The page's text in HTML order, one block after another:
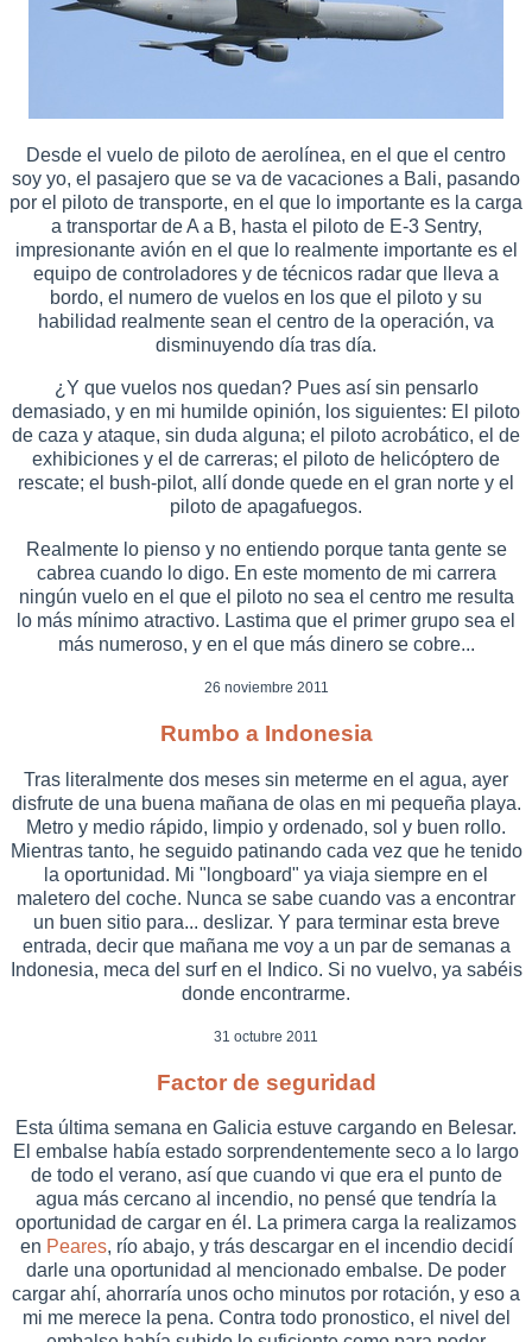
Desde el vuelo de piloto de aerolínea, en el que el centro
soy yo, el pasajero que se va de vacaciones a Bali, pasando
por el piloto de transporte, en el que lo importante es la carga
a transportar de A a B, hasta el piloto de E-3 Sentry,
impresionante avión en el que lo realmente importante es el
equipo de controladores y de técnicos radar que lleva a
bordo, el numero de vuelos en los que el piloto y su
habilidad realmente sean el centro de la operación, va
disminuyendo día tras día.
¿Y que vuelos nos quedan? Pues así sin pensarlo
demasiado, y en mi humilde opinión, los siguientes: El piloto
de caza y ataque, sin duda alguna; el piloto acrobático, el de
exhibiciones y el de carreras; el piloto de helicóptero de
rescate; el bush-pilot, allí donde quede en el gran norte y el
piloto de apagafuegos.
Realmente lo pienso y no entiendo porque tanta gente se
cabrea cuando lo digo. En este momento de mi carrera
ningún vuelo en el que el piloto no sea el centro me resulta
lo más mínimo atractivo. Lastima que el primer grupo sea el
más numeroso, y en el que más dinero se cobre...
26 noviembre 2011
Rumbo a Indonesia
Tras literalmente dos meses sin meterme en el agua, ayer
disfrute de una buena mañana de olas en mi pequeña playa.
Metro y medio rápido, limpio y ordenado, sol y buen rollo.
Mientras tanto, he seguido patinando cada vez que he tenido
la oportunidad. Mi "longboard" ya viaja siempre en el
maletero del coche. Nunca se sabe cuando vas a encontrar
un buen sitio para... deslizar. Y para terminar esta breve
entrada, decir que mañana me voy a un par de semanas a
Indonesia, meca del surf en el Indico. Si no vuelvo, ya sabéis
donde encontrarme.
31 octubre 2011
Factor de seguridad
Esta última semana en Galicia estuve cargando en Belesar.
El embalse había estado sorprendentemente seco a lo largo
de todo el verano, así que cuando vi que era el punto de
agua más cercano al incendio, no pensé que tendría la
oportunidad de cargar en él. La primera carga la realizamos
en Peares, río abajo, y trás descargar en el incendio decidí
darle una oportunidad al mencionado embalse. De poder
cargar ahí, ahorraría unos ocho minutos por rotación, y eso a
mi me merece la pena. Contra todo pronostico, el nivel del